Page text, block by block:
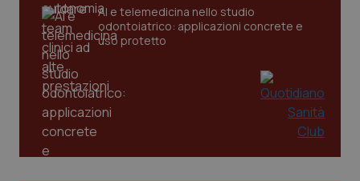
AI e telemedicina nello studio
odontoiatrico: applicazioni concrete e
uso protetto
tracking-sites-ironfish-
session-id
www.quotidianosanita.it
_ga
Google LLC
.quotidianosanita.it